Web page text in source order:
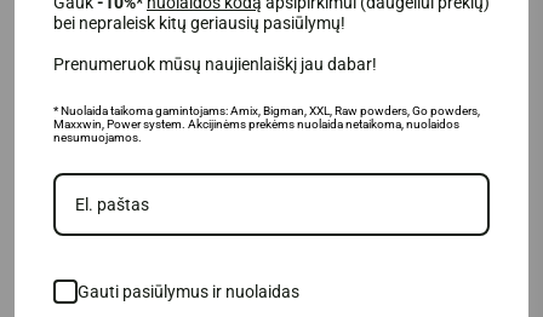
Baltymai (Proteinas)
bei nepraleisk kitų geriausių pasiūlymų!
Prenumeruok mūsų naujienlaiškį jau dabar!
* Nuolaida taikoma gamintojams: Amix, Bigman, XXL, Raw powders, Go powders,
Maxxwin, Power system. Akcijinėms prekėms nuolaida netaikoma, nuolaidos
nesumuojamos.
Gauti pasiūlymus ir nuolaidas